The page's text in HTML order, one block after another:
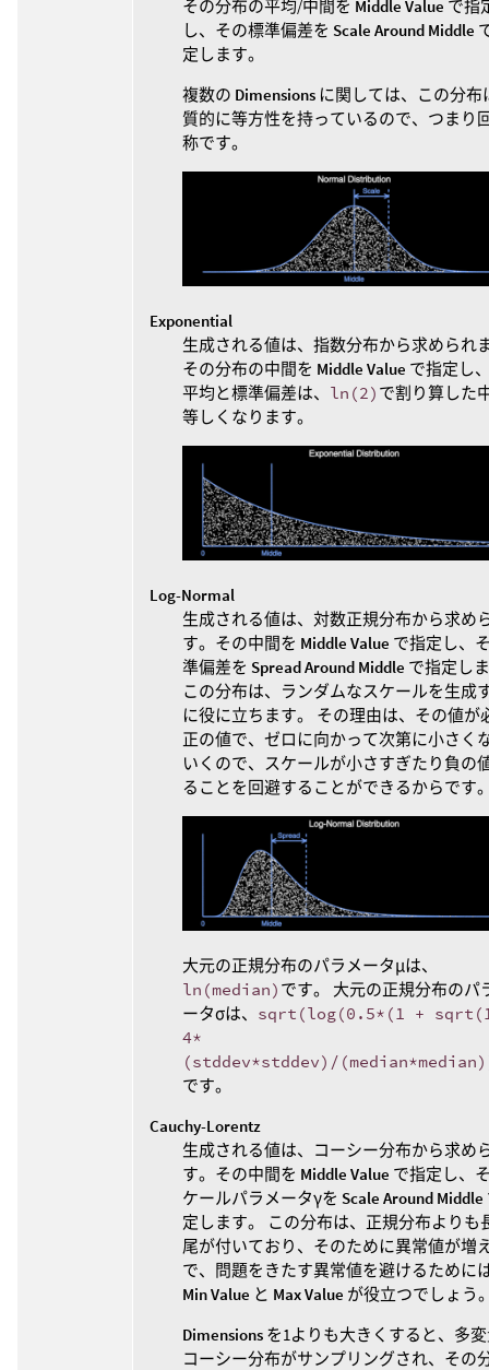
その分布の平均/中間を Middle Value で指
し、その標準偏差を Scale Around Middle
定します。
複数の Dimensions に関しては、この分布
質的に等方性を持っているので、つまり
称です。
Exponential
生成される値は、指数分布から求められ
その分布の中間を Middle Value で指定し
平均と標準偏差は、 ln(2) で割り算した
等しくなります。
Log-Normal
生成される値は、対数正規分布から求め
す。その中間を Middle Value で指定し、
準偏差を Spread Around Middle で指定し
この分布は、ランダムなスケールを生成
に役に立ちます。 その理由は、その値が
正の値で、ゼロに向かって次第に小さく
いくので、スケールが小さすぎたり負の
ることを回避することができるからです
大元の正規分布のパラメータμは、
ln(median) です。 大元の正規分布のパ
ータσは、 sqrt(log(0.5*(1 +
4*
(stddev*stddev)/
です。
Cauchy-Lorentz
生成される値は、コーシー分布から求め
す。その中間を Middle Value で指定し、
ケールパラメータγを Scale Around Middle
定します。 この分布は、正規分布よりも
尾が付いており、そのために異常値が増
で、問題をきたす異常値を避けるために
Min Value と Max Value が役立つでしょう
Dimensions を1よりも大きくすると、多
コーシー分布がサンプリングされ、その